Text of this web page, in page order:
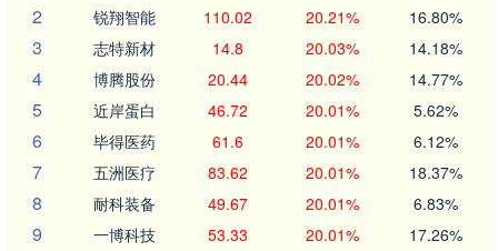
2 锐翔智能 110.02 20.21% 16.80%
3 志特新材 14.8 20.03% 14.18%
4 博腾股份 20.44 20.02% 14.77%
5 近岸蛋白 46.72 20.01% 5.62%
6 毕得医药 61.6 20.01% 6.12%
7 五洲医疗 83.62 20.01% 18.37%
8 耐科装备 49.67 20.01% 6.83%
9 一博科技 53.33 20.01% 17.26%